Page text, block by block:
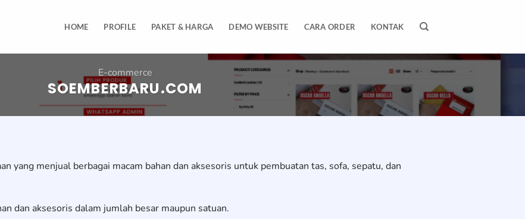
HOME PROFILE PAKET & HARGA DEMO WEBSITE CARA ORDER KONTAK
E-commerce
SOEMBERBARU.COM
yang menjual berbagai macam bahan dan aksesoris untuk pembuatan tas, sofa, sepatu, dan
dan aksesoris dalam jumlah besar maupun satuan.